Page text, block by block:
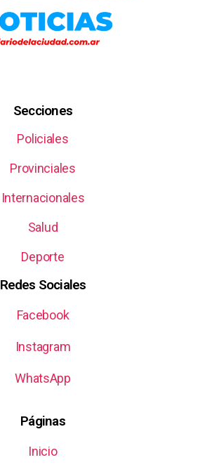
Secciones
Policiales
Provinciales
Internacionales
Salud
Deporte
Redes Sociales
Facebook
Instagram
WhatsApp
Páginas
Inicio